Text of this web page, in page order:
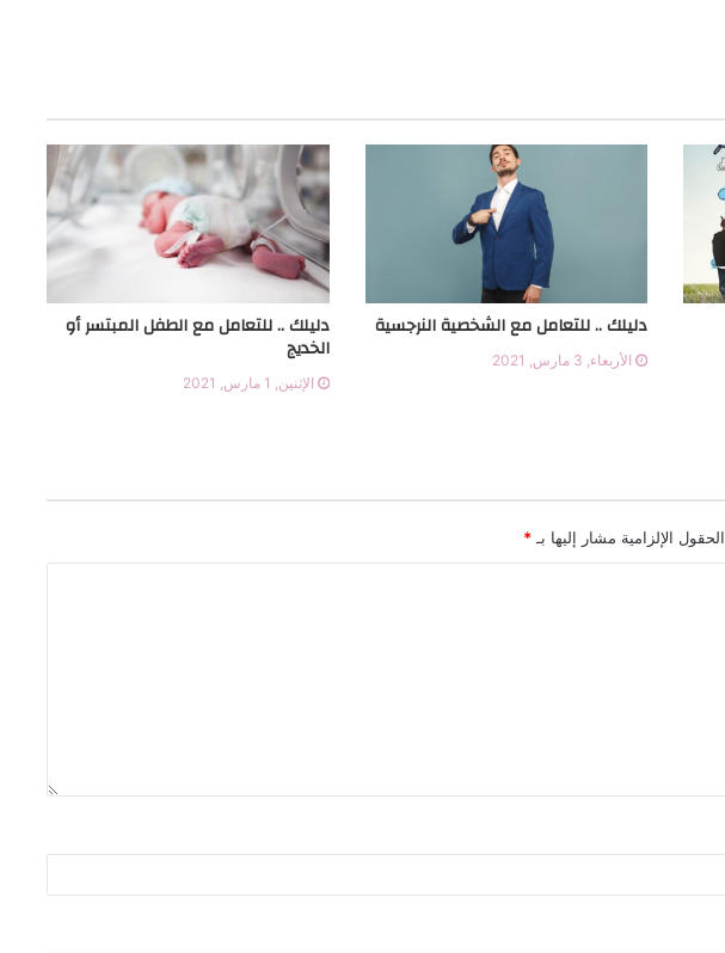
دليلك .. للتعرف علي الوصايا العشر لزواج
دليلك .. لزرع الطموح عند طفلك
دليلك.. للحفاظ على الدايت في رمضان
فى رمضان
دليلك .. للتعامل مع الشخصية النرجسية
الأربعاء, 3 مارس, 2021
دليلك .. للتعامل مع الطفل المبتسر أو
الخديج
الإثنين, 1 مارس, 2021
الحقول الإلزامية مشار إليها بـ *